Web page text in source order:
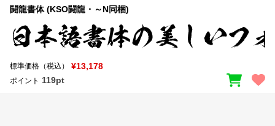
闘龍書体 (KSO闘龍・～N同梱)
標準価格（税込） ¥13,178
ポイント 119pt